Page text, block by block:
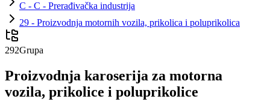
C - C - Prerađivačka industrija
29 - Proizvodnja motornih vozila, prikolica i poluprikolica
292Grupa
Proizvodnja karoserija za motorna
vozila, prikolice i poluprikolice